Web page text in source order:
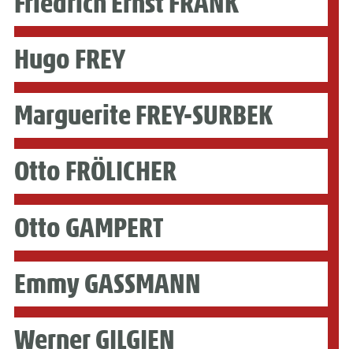
Hugo FREY
Marguerite FREY-SURBEK
Otto FRÖLICHER
Otto GAMPERT
Emmy GASSMANN
Werner GILGIEN